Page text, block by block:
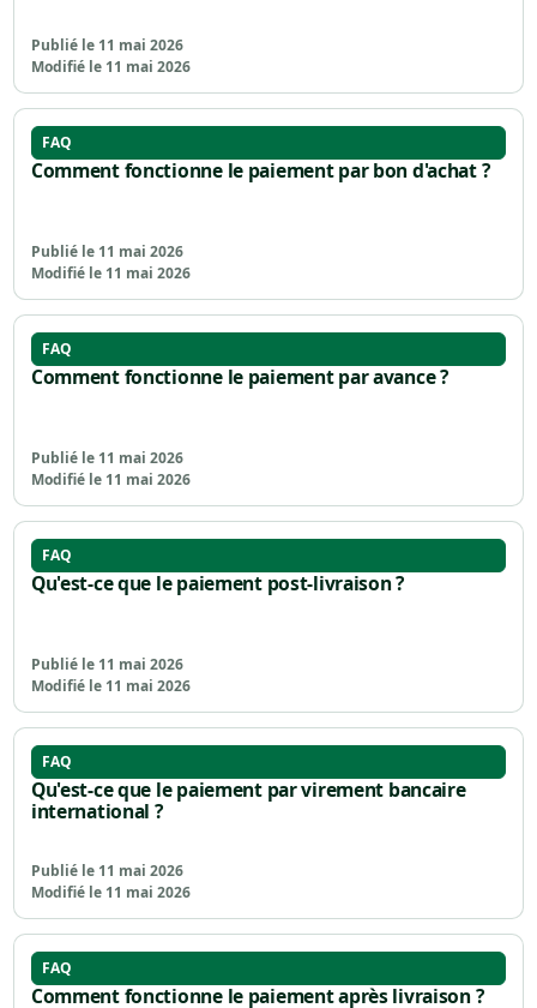
Publié le 11 mai 2026
Modifié le 11 mai 2026
FAQ
Comment fonctionne le paiement par bon d'achat ?
Publié le 11 mai 2026
Modifié le 11 mai 2026
FAQ
Comment fonctionne le paiement par avance ?
Publié le 11 mai 2026
Modifié le 11 mai 2026
FAQ
Qu'est-ce que le paiement post-livraison ?
Publié le 11 mai 2026
Modifié le 11 mai 2026
FAQ
Qu'est-ce que le paiement par virement bancaire
international ?
Publié le 11 mai 2026
Modifié le 11 mai 2026
FAQ
Comment fonctionne le paiement après livraison ?